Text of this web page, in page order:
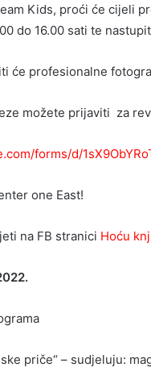
Kids, proći će cijeli
do 16.00 sati te
će profesionalne
možete prijaviti za
forms/d/
one East!
na FB stranici Hoću
priče“ – sudjeluju: